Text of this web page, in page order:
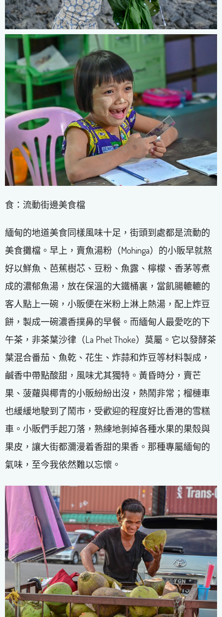
食：流動街邊美食檔
緬甸的地道美食同樣風味十足，街頭到處都是流動的
美食攤檔。早上，賣魚湯粉（Mohinga）的小販早就熬
好以鮮魚、芭蕉樹芯、豆粉、魚露、檸檬、香茅等煮
成的濃郁魚湯，放在保溫的大鐵桶裏，當飢腸轆轆的
客人點上一碗，小販便在米粉上淋上熱湯，配上炸豆
餅，製成一碗濃香撲鼻的早餐。而緬甸人最愛吃的下
午茶，非茶葉沙律（La Phet Thoke）莫屬。它以發酵茶
葉混合番茄、魚乾、花生、炸蒜和炸豆等材料製成，
鹹香中帶點酸甜，風味尤其獨特。黃昏時分，賣芒
果、菠蘿與椰青的小販紛紛出沒，熱鬧非常；榴槤車
也緩緩地駛到了鬧市，受歡迎的程度好比香港的雪糕
車。小販們手起刀落，熟練地剝掉各種水果的果殼與
果皮，讓大街都瀰漫着香甜的果香。那種專屬緬甸的
氣味，至今我依然難以忘懷。